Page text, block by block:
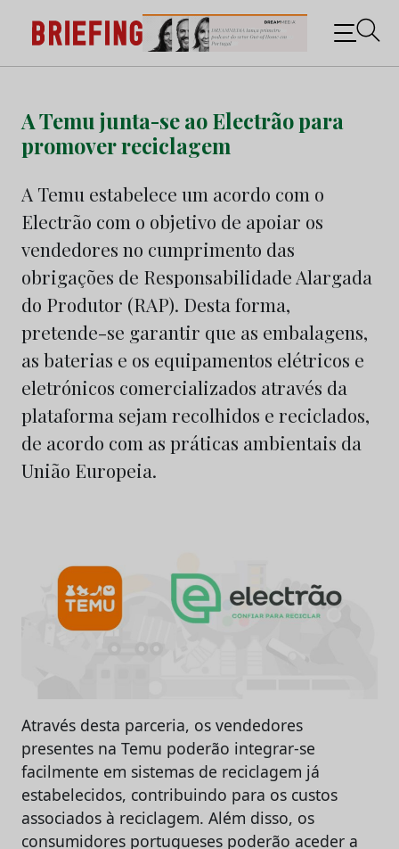
content
Briefing: Todas as notícias sobre os negócios do
Marketing e da Publicidade
A Temu junta-se ao Electrão para
promover reciclagem
A Temu estabelece um acordo com o
Electrão com o objetivo de apoiar os
vendedores no cumprimento das
obrigações de Responsabilidade Alargada
do Produtor (RAP). Desta forma,
pretende-se garantir que as embalagens,
as baterias e os equipamentos elétricos e
eletrónicos comercializados através da
plataforma sejam recolhidos e reciclados,
de acordo com as práticas ambientais da
União Europeia.
Através desta parceria, os vendedores
presentes na Temu poderão integrar-se
facilmente em sistemas de reciclagem já
estabelecidos, contribuindo para os custos
associados à reciclagem. Além disso, os
consumidores portugueses poderão aceder a